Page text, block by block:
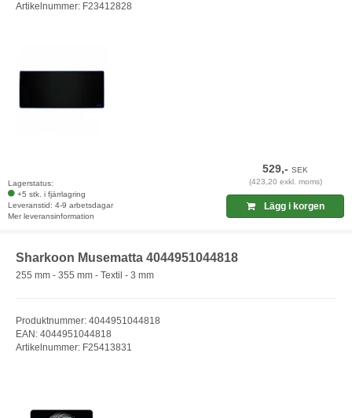
Artikelnummer: F23412828
Lagerstatus:
+5 stk. i fjärrlagring
Leveranstid: 4-9 arbetsdagar
Mer leveransinformation
529,-SEK
(423,20 exkl. moms)
Lägg i korgen
Sharkoon Musematta 4044951044818
255 mm - 355 mm - Textil - 3 mm
Produktnummer: 4044951044818
EAN: 4044951044818
Artikelnummer: F25413831